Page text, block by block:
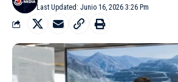
Last Updated: Junio 16, 2026 3:26 Pm